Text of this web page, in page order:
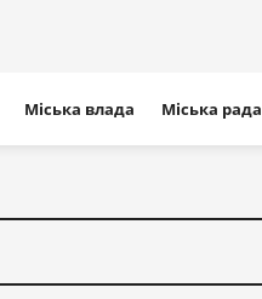
Міська влада Міська рада